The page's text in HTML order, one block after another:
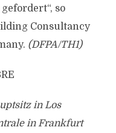
so
Consultancy
(DFPA/TH1)
in Los
in Frankfurt